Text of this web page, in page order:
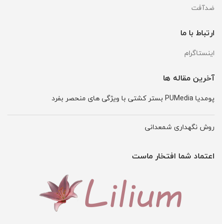
ضدآفت
ارتباط با ما
اینستاگرام
آخرین مقاله ها
پومدیا PUMedia بستر کشتی با ویژگی های منحصر بفرد
روش نگهداری شمعدانی
اعتماد شما افتخار ماست